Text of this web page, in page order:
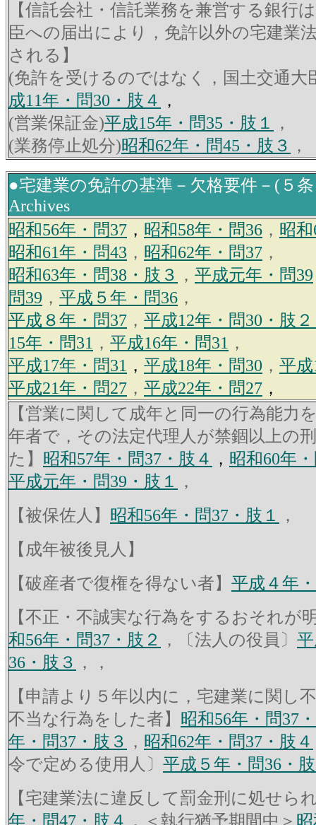
【信託会社・信託業務を兼営する銀行
臣への届出により，免許以外の宅建業
される】
(免許を受けるのではなく，国土交通大
成11年・問30・肢４ ，
(営業保証金)平成15年・問35・肢１
，
(業務停止処分)昭和62年・問45・肢３ ，
●宅建業の免許の基準－欠格要件－(５
Archives
昭和56年・問37 ， 昭和58年・問36 ， 昭
昭和61年・問43 ， 昭和62年・問37 ，
昭和63年・問38・肢３
， 平成元年・問39
問39 ， 平成５年・問36 ，
平成８年・問37 ， 平成12年・問30・肢
15年・問31 ， 平成16年・問31 ，
平成17年・問31 ， 平成18年・問30 ， 平成
平成21年・問27 ， 平成22年・問27 ，
【営業に関して成年と同一の行為能力
年者で，その法定代理人が禁錮以上の
た】 昭和57年・問37・肢４ ， 昭和60年
平成元年・問39・肢１
，
【被保佐人】 昭和56年・問37・肢１
，
【成年被後見人】
【破産者で復権を得ない者】 平成４年
【不正・不誠実な行為をするおそれが
和56年・問37・肢２
，〔法人の役員〕
36・肢３
，，
【申請より５年以内に，宅建業に関し
不当な行為をした者】 昭和56年・問37
年・問37・肢３
， 昭和62年・問37・肢４
令で定める使用人〕 平成５年・問36・
【宅建業法に違反して罰金刑に処せら
年・問47・肢４
，＜執行猶予期間中＞